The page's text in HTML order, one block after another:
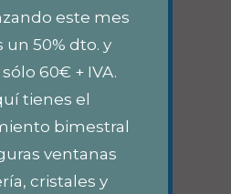
este mes
un 50% dto. y
60€ + IVA.
tienes el
bimestral
ventanas
cristales y